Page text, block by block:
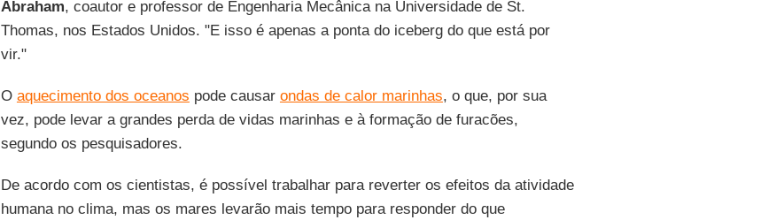
Abraham, coautor e professor de Engenharia Mecânica na Universidade de St.
Thomas, nos Estados Unidos. "E isso é apenas a ponta do iceberg do que está por
vir."
O aquecimento dos oceanos pode causar ondas de calor marinhas, o que, por sua
vez, pode levar a grandes perda de vidas marinhas e à formação de furacões,
segundo os pesquisadores.
De acordo com os cientistas, é possível trabalhar para reverter os efeitos da atividade
humana no clima, mas os mares levarão mais tempo para responder do que